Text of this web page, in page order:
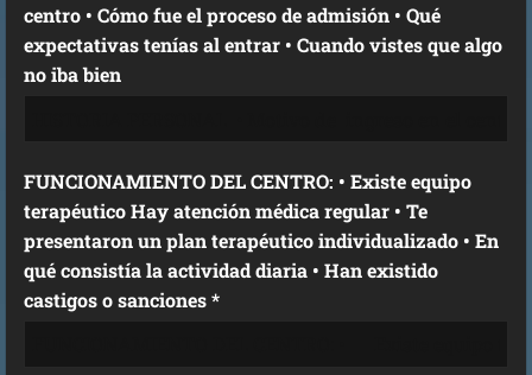
centro • Cómo fue el proceso de admisión • Qué
expectativas tenías al entrar • Cuando vistes que algo
no iba bien
FUNCIONAMIENTO DEL CENTRO: • Existe equipo
terapéutico Hay atención médica regular • Te
presentaron un plan terapéutico individualizado • En
qué consistía la actividad diaria • Han existido
castigos o sanciones *